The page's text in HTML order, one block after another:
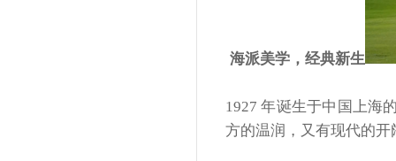
海派美学，经典新生
1927 年诞生于中国上海
方的温润，又有现代的